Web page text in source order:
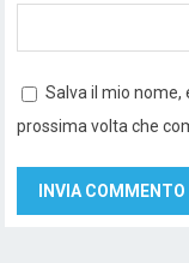
Salva il mio
prossima volta che